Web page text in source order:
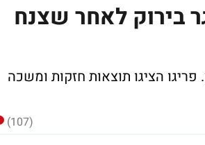
בירוק לאחר שצנח
הציגו תוצאות חזקות ומשכה
(107)